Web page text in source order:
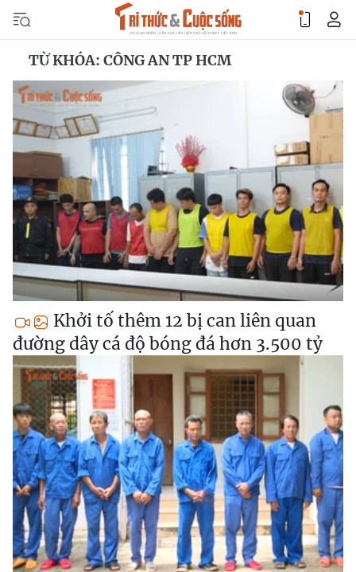
TỪ KHÓA: CÔNG AN TP HCM
Khởi tố thêm 12 bị can liên quan
đường dây cá độ bóng đá hơn 3.500 tỷ